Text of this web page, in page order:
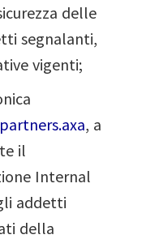
delle
segnalanti,
vigenti;
, a
il
Internal
addetti
della